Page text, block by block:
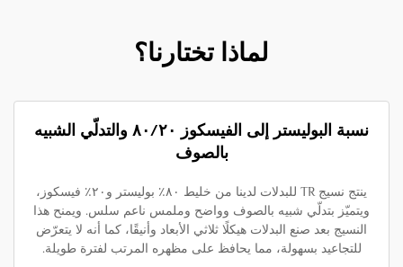
لماذا تختارنا؟
نسبة البوليستر إلى الفيسكوز ٨٠/٢٠ والتدلّي الشبيه
بالصوف
ينتج نسيج TR للبدلات لدينا من خليط ٨٠٪ بوليستر و٢٠٪ فيسكوز،
ويتميّز بتدلّي شبيه بالصوف وواضح وملمس ناعم سلس. ويمنح هذا
النسيج بعد صنع البدلات هيكلًا ثلاثي الأبعاد وأنيقًا، كما أنه لا يتعرّض
للتجاعيد بسهولة، مما يحافظ على مظهره المرتب لفترة طويلة.